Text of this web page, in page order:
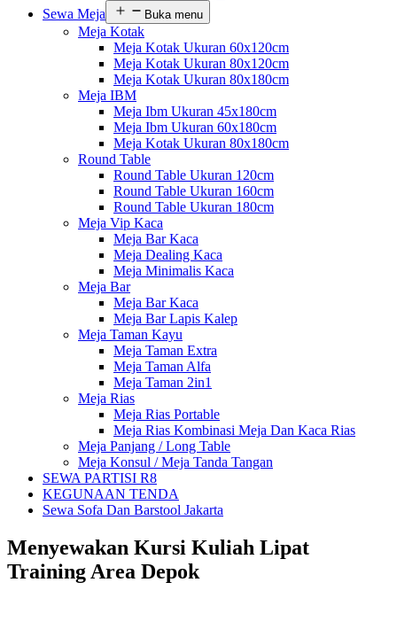
Sewa Meja
Buka menu
Meja Kotak
Meja Kotak Ukuran 60x120cm
Meja Kotak Ukuran 80x120cm
Meja Kotak Ukuran 80x180cm
Meja IBM
Meja Ibm Ukuran 45x180cm
Meja Ibm Ukuran 60x180cm
Meja Kotak Ukuran 80x180cm
Round Table
Round Table Ukuran 120cm
Round Table Ukuran 160cm
Round Table Ukuran 180cm
Meja Vip Kaca
Meja Bar Kaca
Meja Dealing Kaca
Meja Minimalis Kaca
Meja Bar
Meja Bar Kaca
Meja Bar Lapis Kalep
Meja Taman Kayu
Meja Taman Extra
Meja Taman Alfa
Meja Taman 2in1
Meja Rias
Meja Rias Portable
Meja Rias Kombinasi Meja Dan Kaca Rias
Meja Panjang / Long Table
Meja Konsul / Meja Tanda Tangan
SEWA PARTISI R8
KEGUNAAN TENDA
Sewa Sofa Dan Barstool Jakarta
Menyewakan Kursi Kuliah Lipat
Training Area Depok